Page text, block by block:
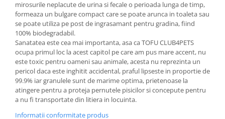
mirosurile neplacute de urina si fecale o perioada lunga de timp,
formeaza un bulgare compact care se poate arunca in toaleta sau
se poate utiliza pe post de ingrasamant pentru gradina, fiind
100% biodegradabil.
Sanatatea este cea mai importanta, asa ca TOFU CLUB4PETS
ocupa primul loc la acest capitol pe care am pus mare accent, nu
este toxic pentru oameni sau animale, acesta nu reprezinta un
pericol daca este inghitit accidental, praful lipseste in proportie de
99.9% iar granulele sunt de marime optima, prietenoase la
atingere pentru a proteja pernutele pisicilor si concepute pentru
a nu fi transportate din litiera in locuinta.
Informatii conformitate produs